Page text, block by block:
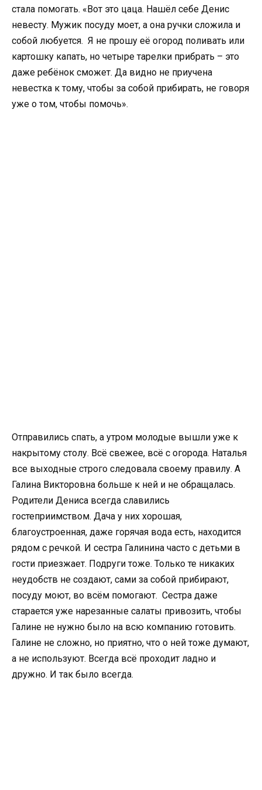
стала помогать. «Вот это цаца. Нашёл себе Денис
невесту. Мужик посуду моет, а она ручки сложила и
собой любуется. Я не прошу её огород поливать или
картошку капать, но четыре тарелки прибрать – это
даже ребёнок сможет. Да видно не приучена
невестка к тому, чтобы за собой прибирать, не говоря
уже о том, чтобы помочь».
Отправились спать, а утром молодые вышли уже к
накрытому столу. Всё свежее, всё с огорода. Наталья
все выходные строго следовала своему правилу. А
Галина Викторовна больше к ней и не обращалась.
Родители Дениса всегда славились
гостеприимством. Дача у них хорошая,
благоустроенная, даже горячая вода есть, находится
рядом с речкой. И сестра Галинина часто с детьми в
гости приезжает. Подруги тоже. Только те никаких
неудобств не создают, сами за собой прибирают,
посуду моют, во всём помогают. Сестра даже
старается уже нарезанные салаты привозить, чтобы
Галине не нужно было на всю компанию готовить.
Галине не сложно, но приятно, что о ней тоже думают,
а не используют. Всегда всё проходит ладно и
дружно. И так было всегда.